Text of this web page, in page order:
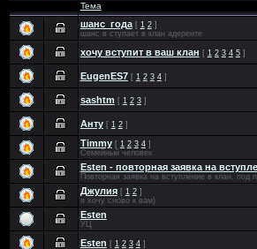
Тема
шанс_года [ 1 2]
шанс в ступает в клан адеренте
хочу вступит в ваш клан [ 1 2 3 4 5]
EugenES7 [ 1 2 3 4]
sashtm [ 1 2 3]
Анту [ 1 2]
Timmy [ 1 2 3 4]
Семейный человек
Esten - повторная заявка на
Повторная заявка на вступление в клан, под
Джулия [ 1 2]
я хочу сново к вам)
Esten
УЦ
Esten [ 1 2 3 4]